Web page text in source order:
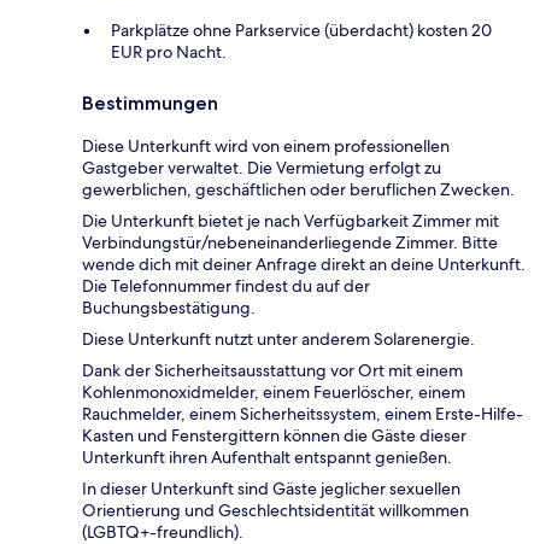
Parkplätze ohne Parkservice (überdacht) kosten 20
EUR pro Nacht.
Bestimmungen
Diese Unterkunft wird von einem professionellen
Gastgeber verwaltet. Die Vermietung erfolgt zu
gewerblichen, geschäftlichen oder beruflichen Zwecken.
Die Unterkunft bietet je nach Verfügbarkeit Zimmer mit
Verbindungstür/nebeneinanderliegende Zimmer. Bitte
wende dich mit deiner Anfrage direkt an deine Unterkunft.
Die Telefonnummer findest du auf der
Buchungsbestätigung.
Diese Unterkunft nutzt unter anderem Solarenergie.
Dank der Sicherheitsausstattung vor Ort mit einem
Kohlenmonoxidmelder, einem Feuerlöscher, einem
Rauchmelder, einem Sicherheitssystem, einem Erste-Hilfe-
Kasten und Fenstergittern können die Gäste dieser
Unterkunft ihren Aufenthalt entspannt genießen.
In dieser Unterkunft sind Gäste jeglicher sexuellen
Orientierung und Geschlechtsidentität willkommen
(LGBTQ+-freundlich).